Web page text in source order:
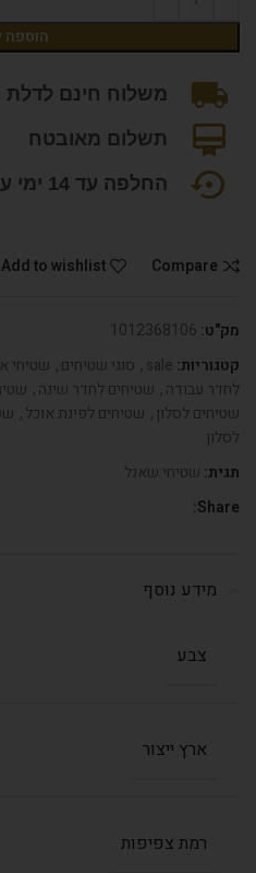
הוספה
משלוח חינם לדלת הבית עד
תשלום מאובטח
החלפה עד 14 ימי עסקים
Compare
Add to wishlist
מק"ט: 1012368106
קטגוריות: sale
, סוגי שטיחים, שטיחי
לחדר עבודה, שטיחים לחדר שינה,
שטיחים לסלון, שטיחים לפינת אוכל,
לסלון
תגית: שטיחי שאנל
Share:
מידע נוסף
צבע
ארץ ייצור
רמת צפיפות